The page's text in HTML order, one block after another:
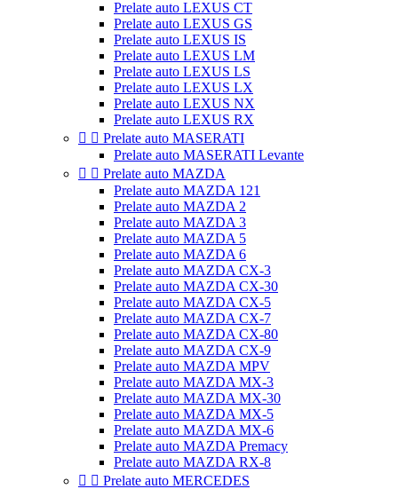
Prelate auto LEXUS CT
Prelate auto LEXUS GS
Prelate auto LEXUS IS
Prelate auto LEXUS LM
Prelate auto LEXUS LS
Prelate auto LEXUS LX
Prelate auto LEXUS NX
Prelate auto LEXUS RX
  Prelate auto MASERATI
Prelate auto MASERATI Levante
  Prelate auto MAZDA
Prelate auto MAZDA 121
Prelate auto MAZDA 2
Prelate auto MAZDA 3
Prelate auto MAZDA 5
Prelate auto MAZDA 6
Prelate auto MAZDA CX-3
Prelate auto MAZDA CX-30
Prelate auto MAZDA CX-5
Prelate auto MAZDA CX-7
Prelate auto MAZDA CX-80
Prelate auto MAZDA CX-9
Prelate auto MAZDA MPV
Prelate auto MAZDA MX-3
Prelate auto MAZDA MX-30
Prelate auto MAZDA MX-5
Prelate auto MAZDA MX-6
Prelate auto MAZDA Premacy
Prelate auto MAZDA RX-8
  Prelate auto MERCEDES